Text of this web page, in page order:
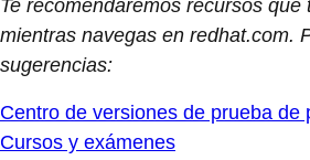
Te recomendaremos recursos
mientras navegas en redhat.com.
sugerencias:
Centro de versiones de prueba de
Cursos y exámenes